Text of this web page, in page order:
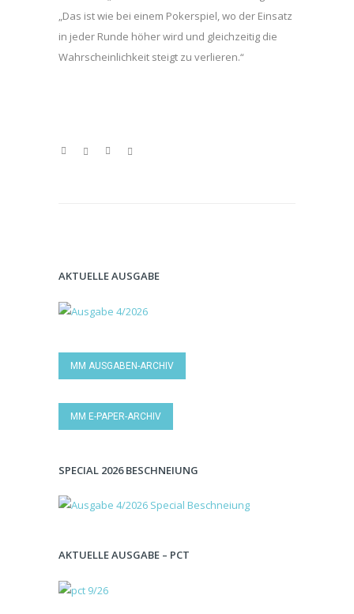
„Das ist wie bei einem Pokerspiel, wo der Einsatz
in jeder Runde höher wird und gleichzeitig die
Wahrscheinlichkeit steigt zu verlieren.“
AKTUELLE AUSGABE
MM AUSGABEN-ARCHIV
MM E-PAPER-ARCHIV
SPECIAL 2026 BESCHNEIUNG
AKTUELLE AUSGABE – PCT